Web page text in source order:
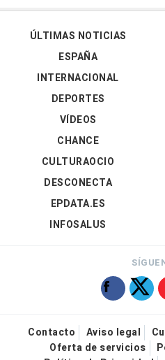
ÚLTIMAS NOTICIAS
ESPAÑA
INTERNACIONAL
DEPORTES
VÍDEOS
CHANCE
CULTURAOCIO
DESCONECTA
EPDATA.ES
INFOSALUS
Contacto Aviso legal
Oferta de servicios